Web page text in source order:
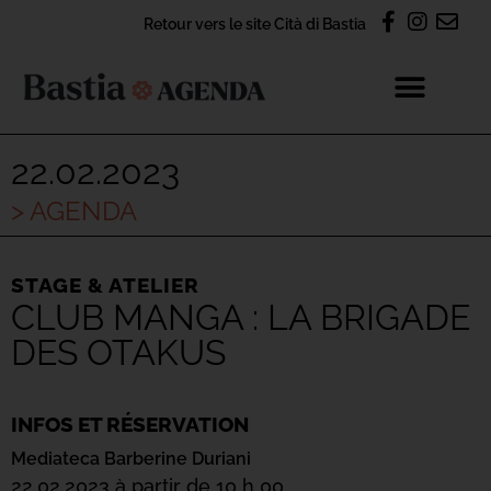
Retour vers le site Cità di Bastia
22.02.2023
> AGENDA
STAGE & ATELIER
CLUB MANGA : LA BRIGADE
DES OTAKUS
INFOS ET RÉSERVATION
Mediateca Barberine Duriani
22.02.2023 à partir de 10 h 00